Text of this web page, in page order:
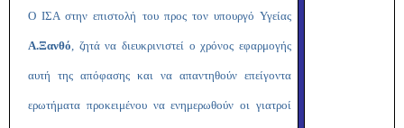
Ο ΙΣΑ στην επιστολή του προς τον υπουργό Υγείας
Α.Ξανθό, ζητά να διευκρινιστεί ο χρόνος εφαρμογής
αυτή της απόφασης και να απαντηθούν επείγοντα
ερωτήματα προκειμένου να ενημερωθούν οι γιατροί